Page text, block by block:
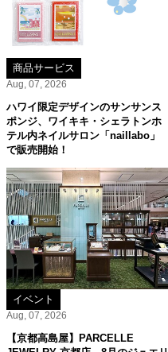
商品サービス
Aug, 07, 2026
ハワイ限定デザインのサンサンス
ポンジ、ワイキキ・シェラトンホ
テル内ネイルサロン「naillabo」
で販売開始！
イベント
Aug, 07, 2026
【京都高島屋】PARCELLE